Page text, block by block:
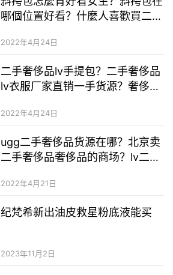
哪個位置好看？什麼人喜歡買二手
2022年4月24日
二手奢侈品lv手提包？二手奢侈品
lv衣服厂家直销一手货源？奢侈品
2022年4月24日
ugg二手奢侈品货源在哪？北京卖
二手奢侈品奢侈品的商场？lv二手
2022年4月21日
纪梵希新出油皮救星粉底液能买
2023年11月2日